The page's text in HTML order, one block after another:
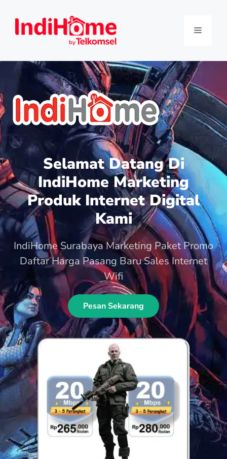
Selamat Datang Di
IndiHome Marketing
Produk Internet Digital
Kami
IndiHome Surabaya Marketing Paket Promo
Daftar Harga Pasang Baru Sales Internet
Wifi
Pesan Sekarang